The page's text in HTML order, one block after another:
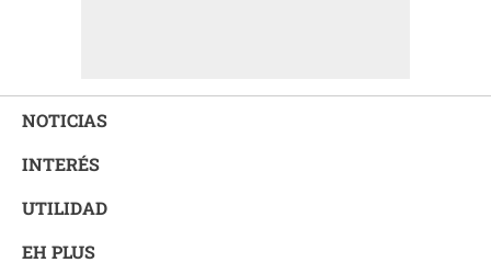
NOTICIAS
INTERÉS
UTILIDAD
EH PLUS